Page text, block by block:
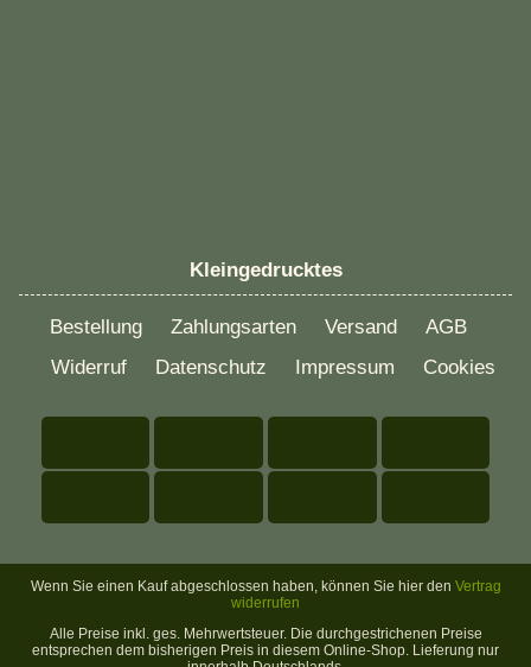
Kleingedrucktes
Bestellung Zahlungsarten Versand
AGB
Widerruf
Datenschutz Impressum Cookies
Wenn Sie einen Kauf abgeschlossen haben, können Sie hier den Vertrag
widerrufen
Alle Preise inkl. ges. Mehrwertsteuer. Die durchgestrichenen Preise
entsprechen dem bisherigen Preis in diesem Online-Shop. Lieferung nur